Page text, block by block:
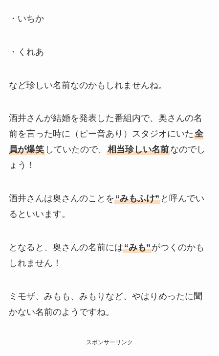
・いちか
・くれあ
など珍しい名前なのかもしれませんね。
酒井さんが結婚を発表した番組内で、奥さんの名
前を言った時に（ピー音あり）スタジオにいた全
員が爆笑していたので、 相当珍しい名前なのでし
ょう！
酒井さんは奥さんのことを“みもふけ”と呼んでい
るといいます。
となると、奥さんの名前には“みも”がつくのかも
しれません！
ミモザ、みもも、みもりなど、やはりめったに聞
かない名前のようですね。
スポンサーリンク